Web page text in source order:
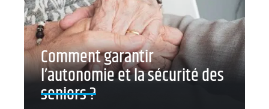
Comment garantir
l’autonomie et la sécurité des
seniors ?